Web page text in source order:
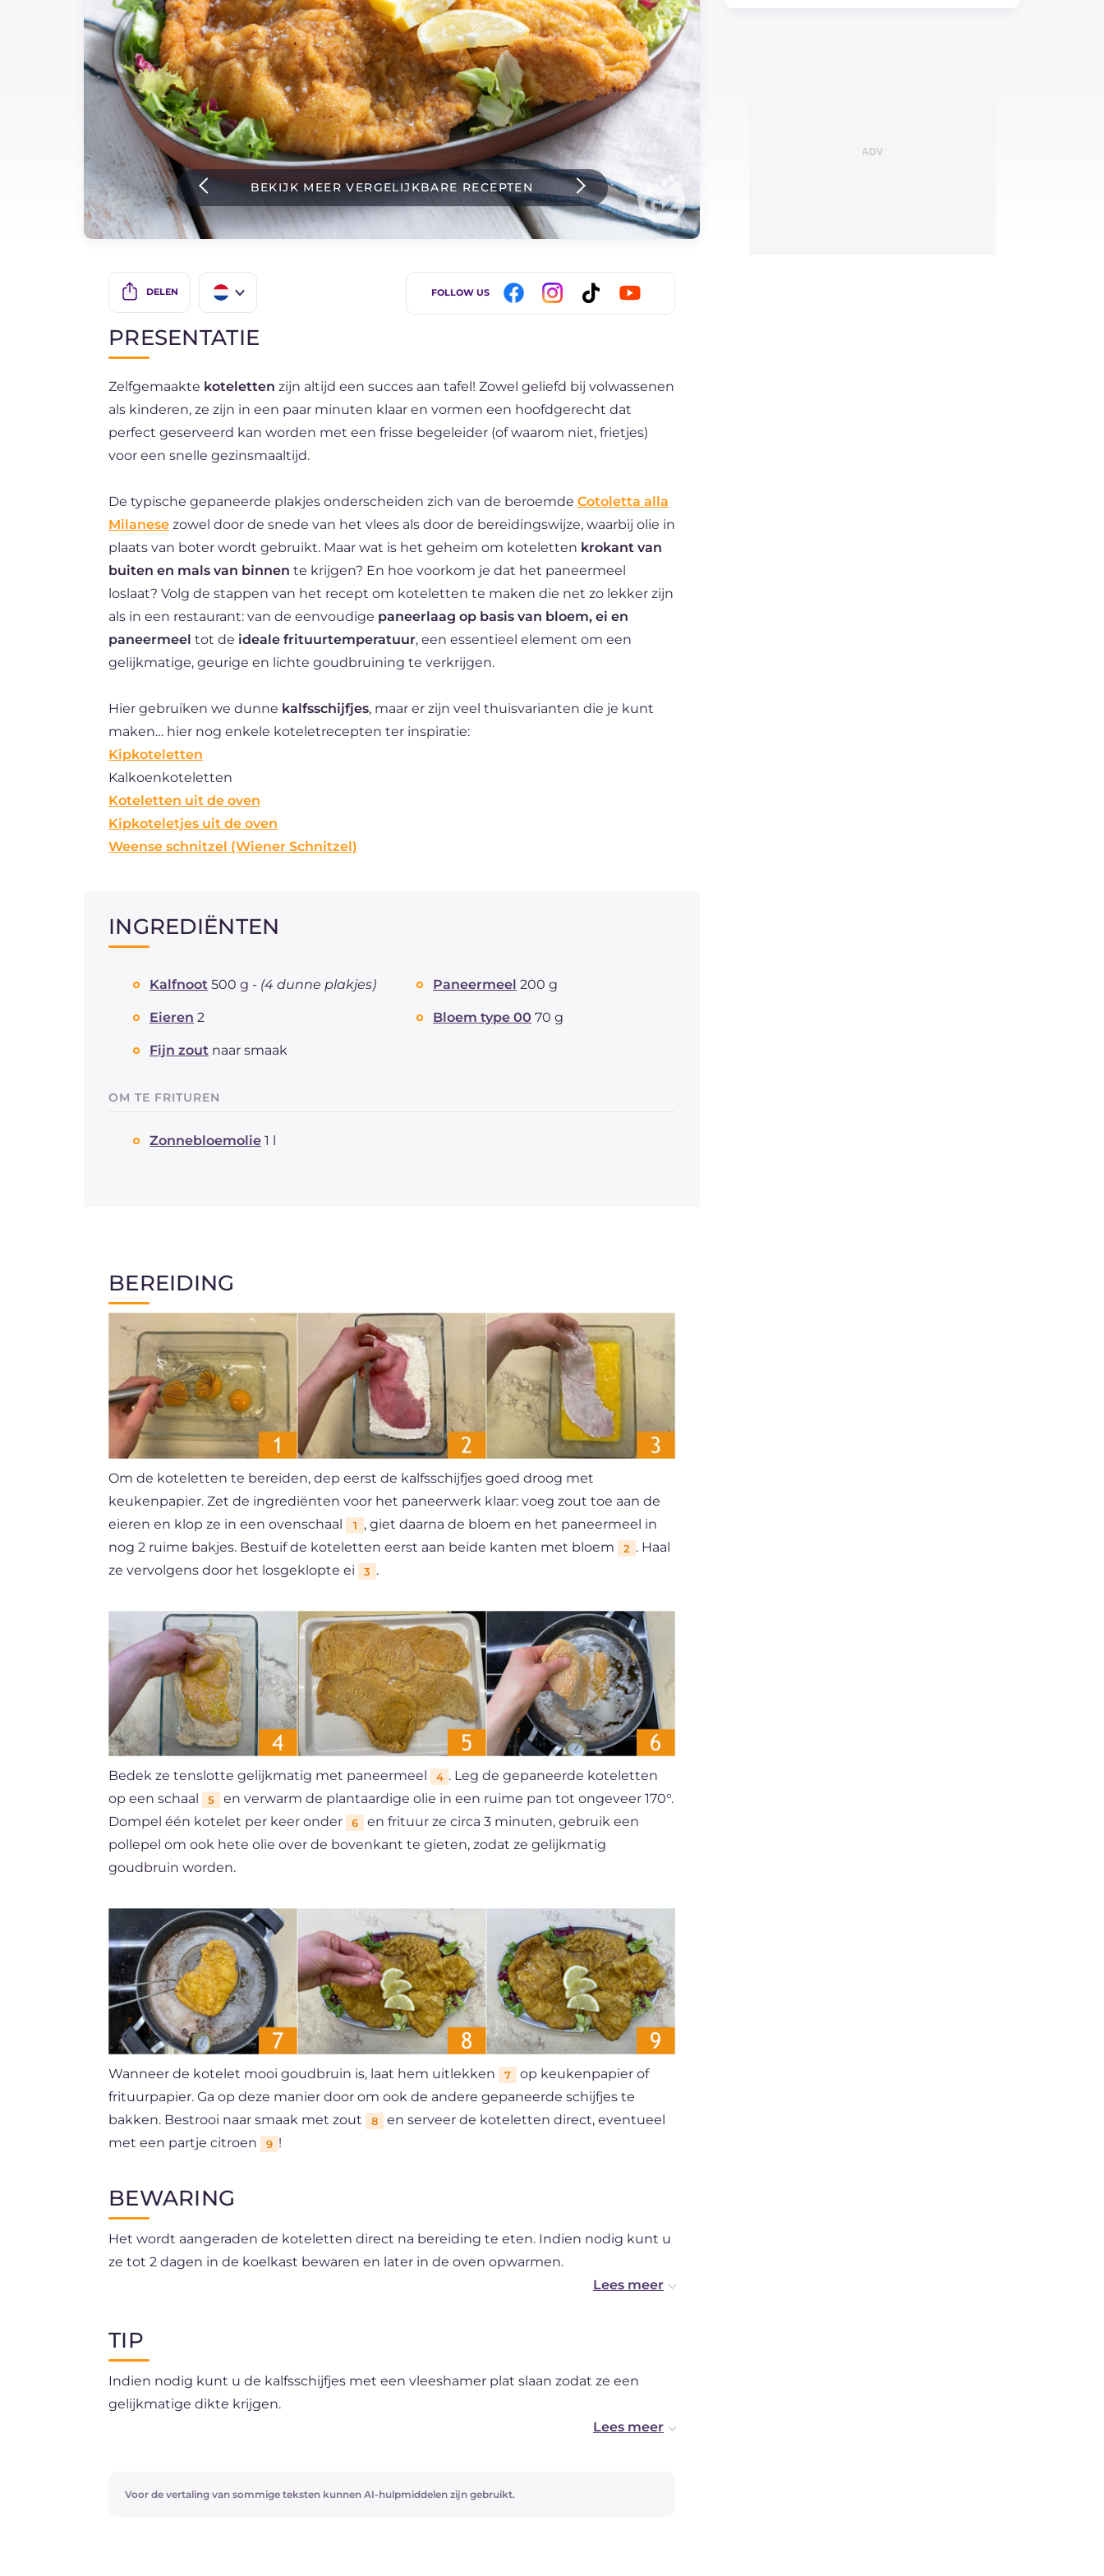
Nieuwste recepten
Instagram
YouTube
BEKIJK MEER VERGELIJKBARE RECEPTEN
DELEN
DE
FR
FOLLOW US
PRESENTATIE
Zelfgemaakte koteletten zijn altijd een succes aan tafel! Zowel geliefd bij volwassenen
als kinderen, ze zijn in een paar minuten klaar en vormen een hoofdgerecht dat
perfect geserveerd kan worden met een frisse begeleider (of waarom niet, frietjes)
voor een snelle gezinsmaaltijd.
De typische gepaneerde plakjes onderscheiden zich van de beroemde Cotoletta alla
Milanese zowel door de snede van het vlees als door de bereidingswijze, waarbij olie in
plaats van boter wordt gebruikt. Maar wat is het geheim om koteletten krokant van
buiten en mals van binnen te krijgen? En hoe voorkom je dat het paneermeel
loslaat? Volg de stappen van het recept om koteletten te maken die net zo lekker zijn
als in een restaurant: van de eenvoudige paneerlaag op basis van bloem, ei en
paneermeel tot de ideale frituurtemperatuur, een essentieel element om een
gelijkmatige, geurige en lichte goudbruining te verkrijgen.
Hier gebruiken we dunne kalfsschijfjes, maar er zijn veel thuisvarianten die je kunt
maken… hier nog enkele koteletrecepten ter inspiratie:
Kipkoteletten
Kalkoenkoteletten
Koteletten uit de oven
Kipkoteletjes uit de oven
Weense schnitzel (Wiener Schnitzel)
INGREDIËNTEN
Kalfnoot 500 g - (4 dunne plakjes) Paneermeel 200 g
Eieren 2 Bloem type 00 70 g
Fijn zout naar smaak
OM TE FRITUREN
Zonnebloemolie 1 l
BEREIDING
Om de koteletten te bereiden, dep eerst de kalfsschijfjes goed droog met
keukenpapier. Zet de ingrediënten voor het paneerwerk klaar: voeg zout toe aan de
eieren en klop ze in een ovenschaal
1
, giet daarna de bloem en het paneermeel in
nog 2 ruime bakjes. Bestuif de koteletten eerst aan beide kanten met bloem
2 . Haal
ze vervolgens door het losgeklopte ei
3 .
Bedek ze tenslotte gelijkmatig met paneermeel 4 . Leg de gepaneerde koteletten
op een schaal
5
en verwarm de plantaardige olie in een ruime pan tot ongeveer 170°.
Dompel één kotelet per keer onder
6
en frituur ze circa 3 minuten, gebruik een
pollepel om ook hete olie over de bovenkant te gieten, zodat ze gelijkmatig
goudbruin worden.
Wanneer de kotelet mooi goudbruin is, laat hem uitlekken 7
op keukenpapier of
frituurpapier. Ga op deze manier door om ook de andere gepaneerde schijfjes te
bakken. Bestrooi naar smaak met zout
8
en serveer de koteletten direct, eventueel
met een partje citroen
9 !
BEWARING
Het wordt aangeraden de koteletten direct na bereiding te eten. Indien nodig kunt u
ze tot 2 dagen in de koelkast bewaren en later in de oven opwarmen.
zo plakken ze niet aan elkaar.
TIP
Indien nodig kunt u de kalfsschijfjes met een vleeshamer plat slaan zodat ze een
gelijkmatige dikte krijgen.
Voor de vertaling van sommige teksten kunnen AI-hulpmiddelen zijn gebruikt.